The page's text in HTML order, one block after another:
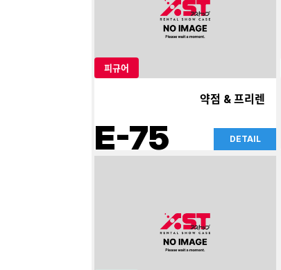
피규어
약점 & 프리렌
E-75 DETAIL